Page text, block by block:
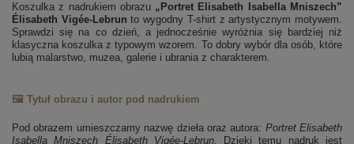
Koszulka z nadrukiem obrazu „Portret Elisabeth Isabella Mniszech”
Élisabeth Vigée-Lebrun to wygodny T-shirt z artystycznym motywem.
Sprawdzi się na co dzień, a jednocześnie wyróżnia się bardziej niż
klasyczna koszulka z typowym wzorem. To dobry wybór dla osób, które
lubią malarstwo, muzea, galerie i ubrania z charakterem.
🖼️ Tytuł obrazu i autor pod nadrukiem
Pod obrazem umieszczamy nazwę dzieła oraz autora: Portret Elisabeth
Isabella Mniszech Élisabeth Vigée-Lebrun. Dzięki temu nadruk jest